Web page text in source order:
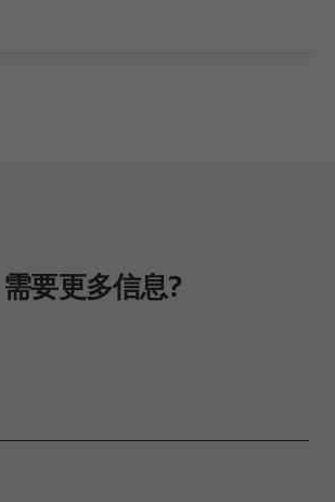
需要更多信息?